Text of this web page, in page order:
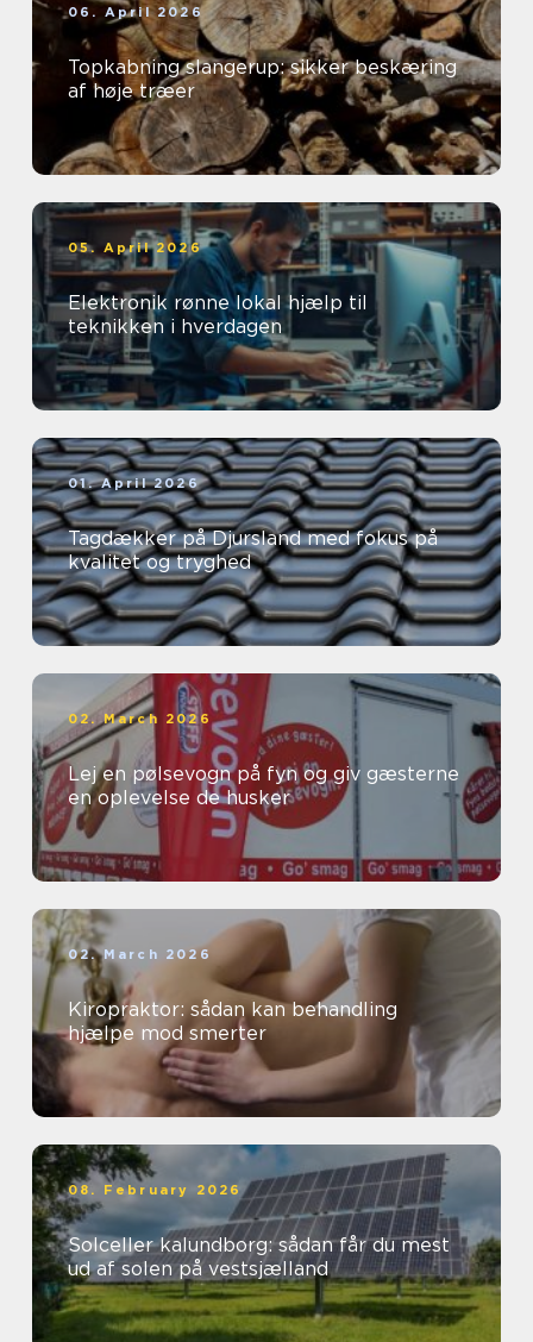
06. April 2026
Topkabning slangerup: sikker beskæring
af høje træer
05. April 2026
Elektronik rønne lokal hjælp til
teknikken i hverdagen
01. April 2026
Tagdækker på Djursland med fokus på
kvalitet og tryghed
02. March 2026
Lej en pølsevogn på fyn og giv gæsterne
en oplevelse de husker
02. March 2026
Kiropraktor: sådan kan behandling
hjælpe mod smerter
08. February 2026
Solceller kalundborg: sådan får du mest
ud af solen på vestsjælland